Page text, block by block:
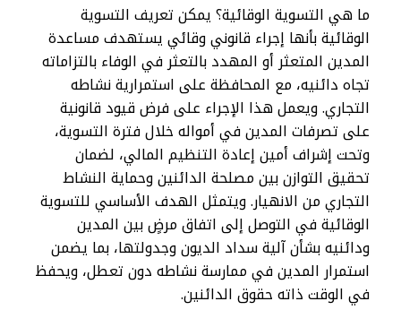
ما هي التسوية الوقائية؟ يمكن تعريف التسوية
الوقائية بأنها إجراء قانوني وقائي يستهدف مساعدة
المدين المتعثر أو المهدد بالتعثر في الوفاء بالتزاماته
تجاه دائنيه، مع المحافظة على استمرارية نشاطه
التجاري. ويعمل هذا الإجراء على فرض قيود قانونية
على تصرفات المدين في أمواله خلال فترة التسوية،
وتحت إشراف أمين إعادة التنظيم المالي، لضمان
تحقيق التوازن بين مصلحة الدائنين وحماية النشاط
التجاري من الانهيار. ويتمثل الهدف الأساسي للتسوية
الوقائية في التوصل إلى اتفاق مرضٍ بين المدين
ودائنيه بشأن آلية سداد الديون وجدولتها، بما يضمن
استمرار المدين في ممارسة نشاطه دون تعطل، ويحفظ
في الوقت ذاته حقوق الدائنين.